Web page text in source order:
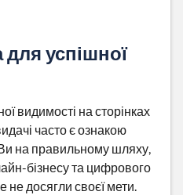
для успішної
видимості на сторінках
часто є ознакою
Ви на правильному шляху,
бізнесу та цифрового
не досягли своєї мети.